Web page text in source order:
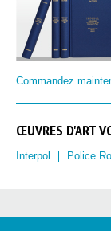
Commandez
ŒUVRES D'ART
Interpol Police